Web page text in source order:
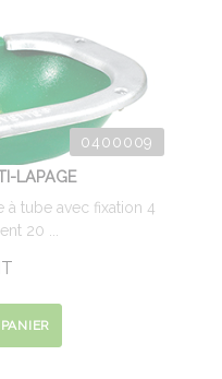
0400009
LAPAGE
à tube avec fixation 4
20 ...